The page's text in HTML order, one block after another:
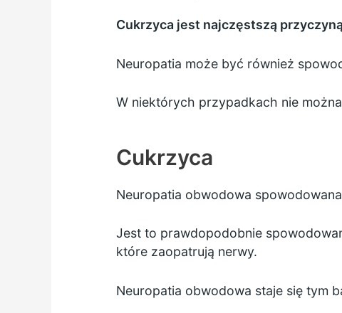
Cukrzyca jest najczęstszą
Neuropatia może być również
W niektórych przypadkach nie
Cukrzyca
Neuropatia obwodowa spowodowana
Jest to prawdopodobnie
które zaopatrują nerwy.
Neuropatia obwodowa staje się tym